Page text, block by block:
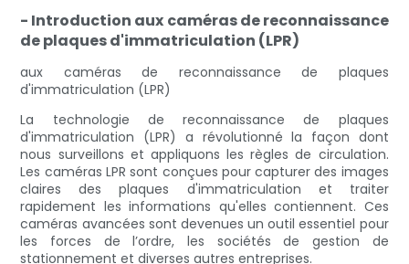
- Introduction aux caméras de reconnaissance
de plaques d'immatriculation (LPR)
aux caméras de reconnaissance de plaques
d'immatriculation (LPR)
La technologie de reconnaissance de plaques
d'immatriculation (LPR) a révolutionné la façon dont
nous surveillons et appliquons les règles de circulation.
Les caméras LPR sont conçues pour capturer des images
claires des plaques d'immatriculation et traiter
rapidement les informations qu'elles contiennent. Ces
caméras avancées sont devenues un outil essentiel pour
les forces de l’ordre, les sociétés de gestion de
stationnement et diverses autres entreprises.